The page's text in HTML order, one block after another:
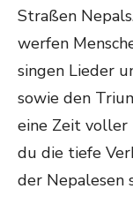
Straßen
werfen
singen Lieder
sowie den
eine Zeit voller
du die tiefe
der Nepalesen